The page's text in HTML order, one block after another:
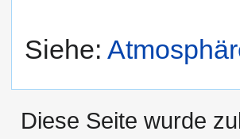
Siehe:
Diese Seite wurde